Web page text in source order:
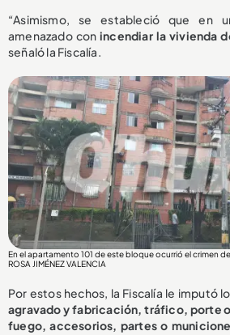
“Asimismo, se estableció que en
amenazado conincendiar la vivienda
señaló la Fiscalía.
En el apartamento 101 de este bloque ocurrió el crimen
ROSA JIMÉNEZ VALENCIA
Por estos hechos, la Fiscalía le imputó
agravado y fabricación, tráfico, porte
fuego, accesorios, partes o